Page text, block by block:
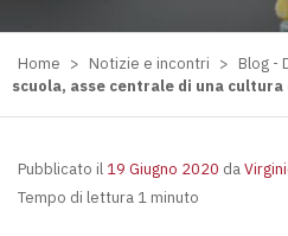
Home > Notizie e incontri > Blog -
scuola, asse centrale di una
Pubblicato il 19 Giugno 2020 da
Tempo di lettura 1 minuto